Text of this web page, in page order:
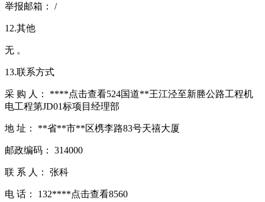
举报邮箱： /
12.其他
无 。
13.联系方式
采 购 人： ****点击查看524国道**王江泾至新塍公路工程机
电工程第JD01标项目经理部
地 址： **省**市**区槜李路83号天禧大厦
邮政编码： 314000
联 系 人： 张科
电 话： 132****点击查看8560